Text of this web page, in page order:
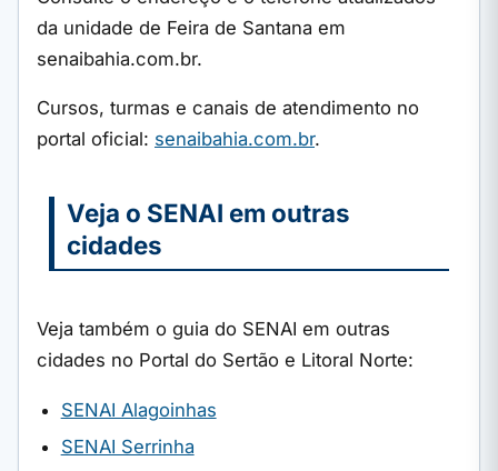
da unidade de Feira de Santana em
senaibahia.com.br.
Cursos, turmas e canais de atendimento no
portal oficial: senaibahia.com.br.
Veja o SENAI em outras
cidades
Veja também o guia do SENAI em outras
cidades no Portal do Sertão e Litoral Norte:
SENAI Alagoinhas
SENAI Serrinha